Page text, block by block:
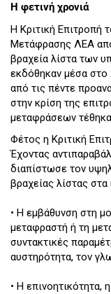
Η φετινή χρονιά
Η Κριτική Επιτροπή
Μετάφρασης ΛΕΑ
βραχεία λίστα των
εκδόθηκαν μέσα
από τις πέντε
στην κρίση της
μεταφράσεων
Φέτος η Κριτική
Έχοντας
διαπίστωσε τον
βραχείας λίστας στα
• Η εμβάθυνση στη
μεταφραστή ή τη
συντακτικές
αυστηρότητα, τον
• Η επινοητικότητα,